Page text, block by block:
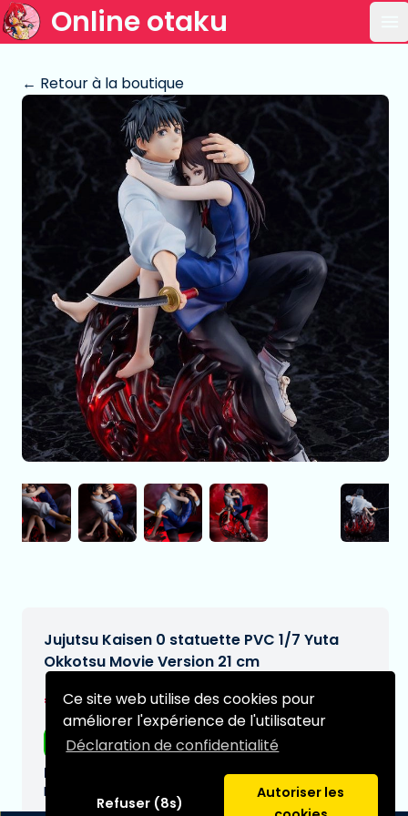
Ce site web utilise des cookies pour
améliorer l'expérience de l'utilisateur
Déclaration de confidentialité
Refuser (8s)
Autoriser les
Online otaku
← Retour à la boutique
Jujutsu Kaisen 0 statuette PVC 1/7 Yuta
Okkotsu Movie Version 21 cm
€494,97[Sous réserve de modifications]
Livraison gratuite
Date de livraison prévue:
N/A